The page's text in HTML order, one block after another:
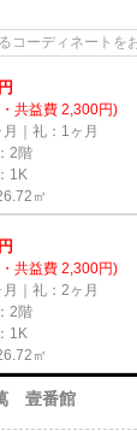
コーディネートを
円
共益費 2,300円)
月｜礼：1ヶ月
2階
1K
㎡
円
共益費 2,300円)
月｜礼：2ヶ月
2階
1K
㎡
壹番館